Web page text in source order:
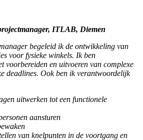
ITLAB, Diemen
begeleid ik de ontwikkeling van
voor fysieke winkels. Ik ben
voorbereiden en uitvoeren van complexe
deadlines. Ook ben ik verantwoordelijk
uitwerken tot een functionele
aansturen
van knelpunten in de voortgang en